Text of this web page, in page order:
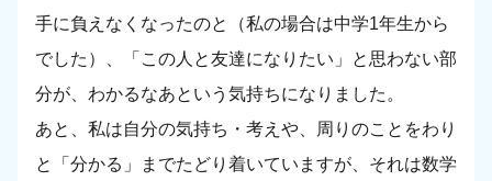
手に負えなくなったのと（私の場合は中学1年生から
でした）、「この人と友達になりたい」と思わない部
分が、わかるなあという気持ちになりました。
あと、私は自分の気持ち・考えや、周りのことをわり
と「分かる」までたどり着いていますが、それは数学